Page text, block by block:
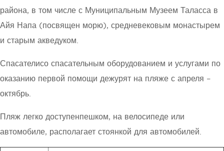
района, в том числе с Муниципальным Музеем Таласса в
Айя Напа (посвящен морю), средневековым монастырем
и старым акведуком.
Спасателисо спасательным оборудованием и услугами по
оказанию первой помощи дежурят на пляже с апреля –
октябрь.
Пляж легко доступенпешком, на велосипеде или
автомобиле, располагает стоянкой для автомобилей.